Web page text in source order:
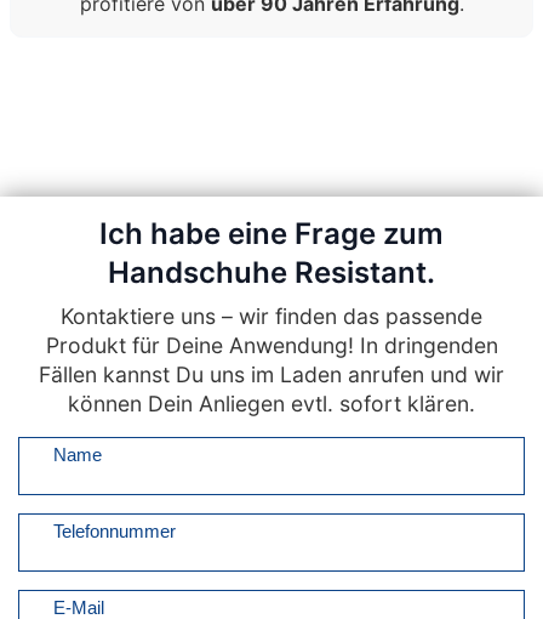
Ich habe eine Frage zum
Handschuhe Resistant.
Kontaktiere uns – wir finden das passende
Produkt für Deine Anwendung! In dringenden
Fällen kannst Du uns im Laden anrufen und wir
können Dein Anliegen evtl. sofort klären.
Name
Telefonnummer
E-Mail